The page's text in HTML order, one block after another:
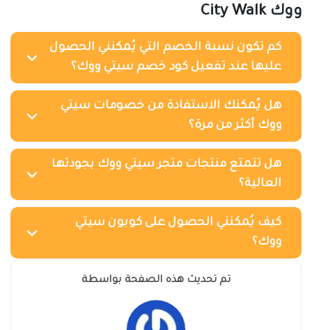
ووك City Walk
كم تكون نسبة الخصم التي يُمكنني الحصول
عليها عند تفعيل كود خصم سيتي ووك؟
هل يُمكنك الاستفادة من خصومات سيتي
ووك أكثر من مرة؟
هل تتمتع منتجات متجر سيتي ووك بجودتها
العالية؟
كيف يُمكنني الحصول على كوبون سيتي
ووك؟
تم تحديث هذه الصفحة بواسطة